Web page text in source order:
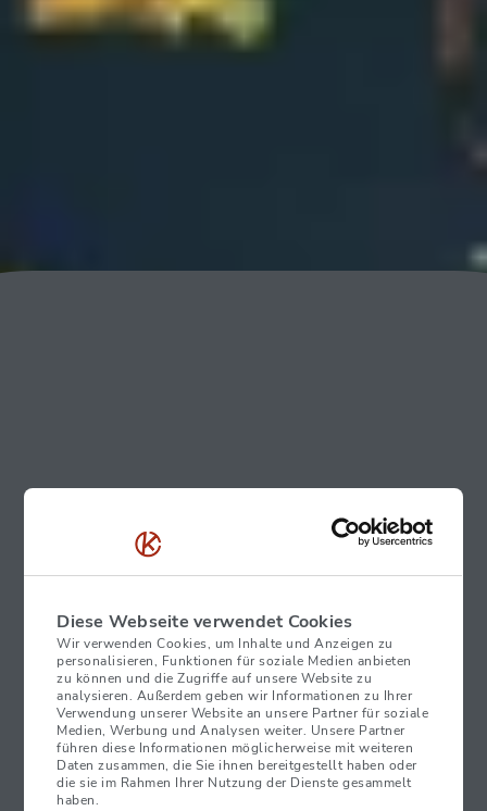
Diese Webseite verwendet Cookies
Wir verwenden Cookies, um Inhalte und Anzeigen zu
personalisieren, Funktionen für soziale Medien anbieten
zu können und die Zugriffe auf unsere Website zu
analysieren. Außerdem geben wir Informationen zu Ihrer
Verwendung unserer Website an unsere Partner für soziale
Medien, Werbung und Analysen weiter. Unsere Partner
führen diese Informationen möglicherweise mit weiteren
Daten zusammen, die Sie ihnen bereitgestellt haben oder
die sie im Rahmen Ihrer Nutzung der Dienste gesammelt
haben.